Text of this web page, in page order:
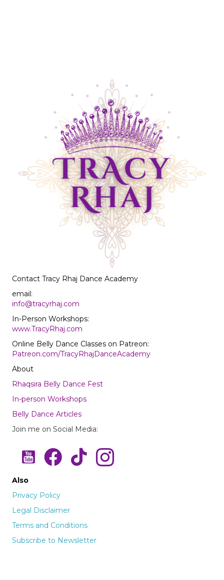
Contact Tracy Rhaj Dance Academy
email:
info@tracyrhaj.com
In-Person Workshops:
www.TracyRhaj.com
Online Belly Dance Classes on Patreon:
Patreon.com/TracyRhajDanceAcademy
About
Rhaqsira Belly Dance Fest
In-person Workshops
Belly Dance Articles
Join me on Social Media:
Youtube
Also
Privacy Policy
Legal Disclaimer
Terms and Conditions
Subscribe to Newsletter